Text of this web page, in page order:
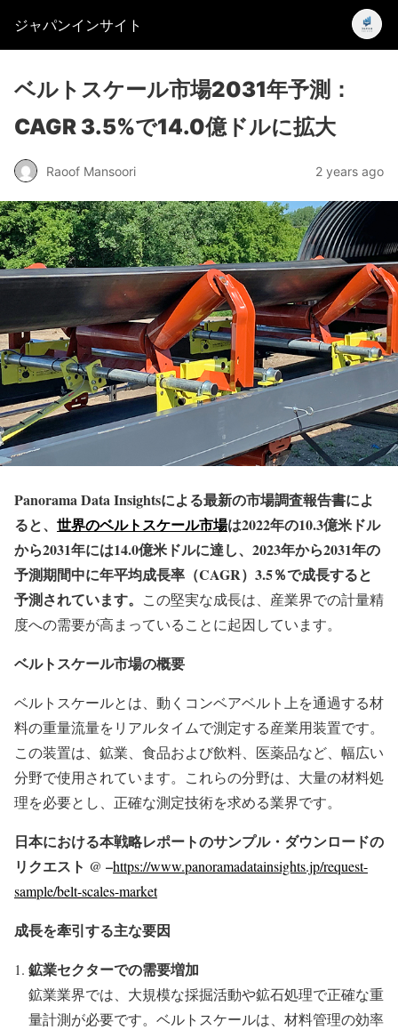
ジャパンインサイト
ベルトスケール市場2031年予測：
CAGR 3.5%で14.0億ドルに拡大
Raoof Mansoori 2 years ago
Panorama Data Insightsによる最新の市場調査報告書によ
ると、 世界のベルトスケール市場は2022年の10.3億米ドル
から2031年には14.0億米ドルに達し、2023年から2031年の
予測期間中に年平均成長率（CAGR）3.5％で成長すると
予測されています。 この堅実な成長は、産業界での計量精
度への需要が高まっていることに起因しています。
ベルトスケール市場の概要
ベルトスケールとは、動くコンベアベルト上を通過する材
料の重量流量をリアルタイムで測定する産業用装置です。
この装置は、鉱業、食品および飲料、医薬品など、幅広い
分野で使用されています。これらの分野は、大量の材料処
理を必要とし、正確な測定技術を求める業界です。
日本における本戦略レポートのサンプル・ダウンロードの
リクエスト @ –https://www.panoramadatainsights.jp/request-
sample/belt-scales-market
成長を牽引する主な要因
鉱業セクターでの需要増加
鉱業業界では、大規模な採掘活動や鉱石処理で正確な重
量計測が必要です。ベルトスケールは、材料管理の効率